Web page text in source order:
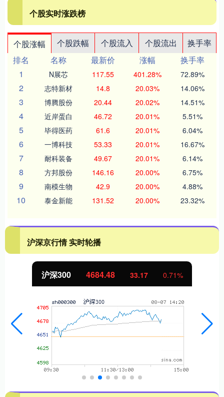
个股实时涨跌榜
个股涨幅 个股跌幅 个股流入 个股流出
换手率
排名
名称 最新价 涨幅
换手率
1
N展芯 117.55 401.28% 72.89%
2 志特新材 14.8 20.03% 14.06%
3 博腾股份 20.44 20.02% 14.51%
4 近岸蛋白 46.72 20.01% 5.51%
5 毕得医药 61.6 20.01% 6.04%
6 一博科技 53.33 20.01% 16.67%
7 耐科装备 49.67 20.01% 6.14%
8 方邦股份 146.16 20.00% 6.75%
9 南模生物 42.9 20.00% 4.88%
10 泰金新能 131.52 20.00% 23.32%
沪深京行情 实时轮播
北证50 1131.52 8.64